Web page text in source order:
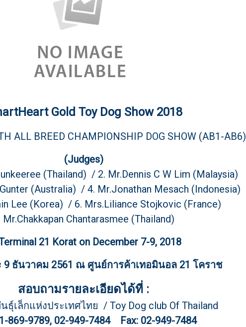
Gold Toy Dog Show 2018
ALL BREED CHAMPIONSHIP DOG SHOW (AB1-AB6)
(Judges)
(Thailand) / 2. Mr.Dennis C W Lim (Malaysia)
(Australia) / 4. Mr.Jonathan Mesach (Indonesia)
Lee (Korea) / 6. Mrs.Liliance Stojkovic (France)
Mr.Chakkapan Chantarasmee (Thailand)
21 Korat on December 7-9, 2018
9 ธันวาคม 2561 ณ ศูนย์การค้าเทอมินอล 21 โคราช
สอบถามรายละเอียดได้ที่ :
เล็กแห่งประเทศไทย / Toy Dog club Of Thailand
869-9789, 02-949-7484 Fax: 02-949-7484